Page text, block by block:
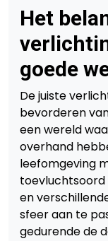
Het
goede
De juiste
bevorderen
een wereld
overhand
leefomgeving
toevluchtsoord
en
sfeer aan te
gedurende de